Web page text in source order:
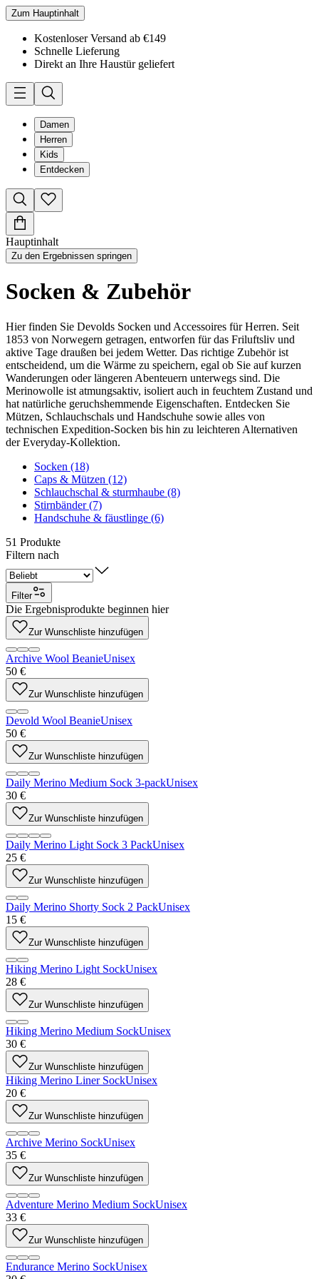
Zum Hauptinhalt
Kostenloser Versand ab €149
Schnelle Lieferung
Direkt an Ihre Haustür geliefert
Damen
Herren
Kids
Entdecken
Hauptinhalt
Zu den Ergebnissen springen
Socken & Zubehör
Hier finden Sie Devolds Socken und Accessoires für Herren. Seit
1853 von Norwegern getragen, entworfen für das Friluftsliv und
aktive Tage draußen bei jedem Wetter. Das richtige Zubehör ist
entscheidend, um die Wärme zu speichern, egal ob Sie auf kurzen
Wanderungen oder längeren Abenteuern unterwegs sind. Die
Merinowolle ist atmungsaktiv, isoliert auch in feuchtem Zustand und
hat natürliche geruchshemmende Eigenschaften. Entdecken Sie
Mützen, Schlauchschals und Handschuhe sowie alles von
technischen Expedition-Socken bis hin zu leichteren Alternativen
der Everyday-Kollektion.
Socken (18)
Caps & Mützen (12)
Schlauchschal & sturmhaube (8)
Stirnbänder (7)
Handschuhe & fäustlinge (6)
51 Produkte
Filtern nach
Filter
Die Ergebnisprodukte beginnen hier
Zur Wunschliste hinzufügen
Archive Wool BeanieUnisex
50 €
Zur Wunschliste hinzufügen
Devold Wool BeanieUnisex
50 €
Zur Wunschliste hinzufügen
Daily Merino Medium Sock 3-packUnisex
30 €
Zur Wunschliste hinzufügen
Daily Merino Light Sock 3 PackUnisex
25 €
Zur Wunschliste hinzufügen
Daily Merino Shorty Sock 2 PackUnisex
15 €
Zur Wunschliste hinzufügen
Hiking Merino Light SockUnisex
28 €
Zur Wunschliste hinzufügen
Hiking Merino Medium SockUnisex
30 €
Zur Wunschliste hinzufügen
Hiking Merino Liner SockUnisex
20 €
Zur Wunschliste hinzufügen
Archive Merino SockUnisex
35 €
Zur Wunschliste hinzufügen
Adventure Merino Medium SockUnisex
33 €
Zur Wunschliste hinzufügen
Endurance Merino SockUnisex